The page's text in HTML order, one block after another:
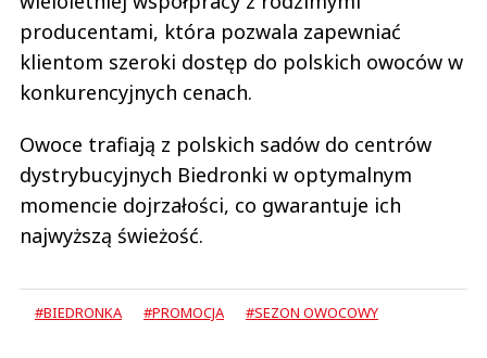
producentami, która pozwala zapewniać
klientom szeroki dostęp do polskich owoców w
konkurencyjnych cenach.
Owoce trafiają z polskich sadów do centrów
dystrybucyjnych Biedronki w optymalnym
momencie dojrzałości, co gwarantuje ich
najwyższą świeżość.
#BIEDRONKA #PROMOCJA #SEZON OWOCOWY